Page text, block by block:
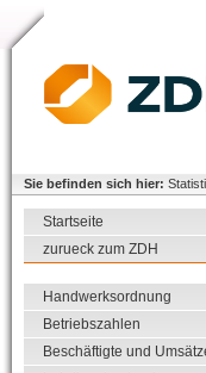
Sie befinden sich hier:
Startseite
zurueck zum ZDH
Handwerksordnung
Betriebszahlen
Beschäftigte und